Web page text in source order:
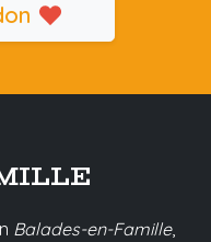
Balades-en-Famille,